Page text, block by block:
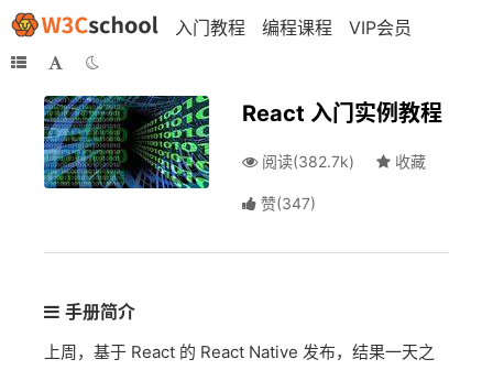
入门教程 编程课程 VIP会员
React 入门实例教程
阅读(382.7k) 收藏
赞(347)
手册简介
上周，基于 React 的 React Native 发布，结果一天之